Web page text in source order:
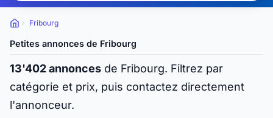
Petites
annonces
Fribourg
Petites annonces de Fribourg
13'402 annonces de Fribourg. Filtrez par
catégorie et prix, puis contactez directement
l'annonceur.